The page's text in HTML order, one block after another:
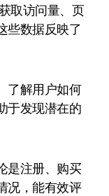
取访问量、页
些数据反映了
了解用户如何
于发现潜在的
是注册、购买
况，能有效评